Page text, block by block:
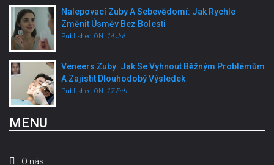
Nalepovací Zuby A Sebevědomí: Jak Rychle
Změnit Úsměv Bez Bolesti
Published ON: 14 Jul
Veneers Zuby: Jak Se Vyhnout Běžným Problémům
A Zajistit Dlouhodobý Výsledek
Published ON: 17 Feb
MENU
O nás